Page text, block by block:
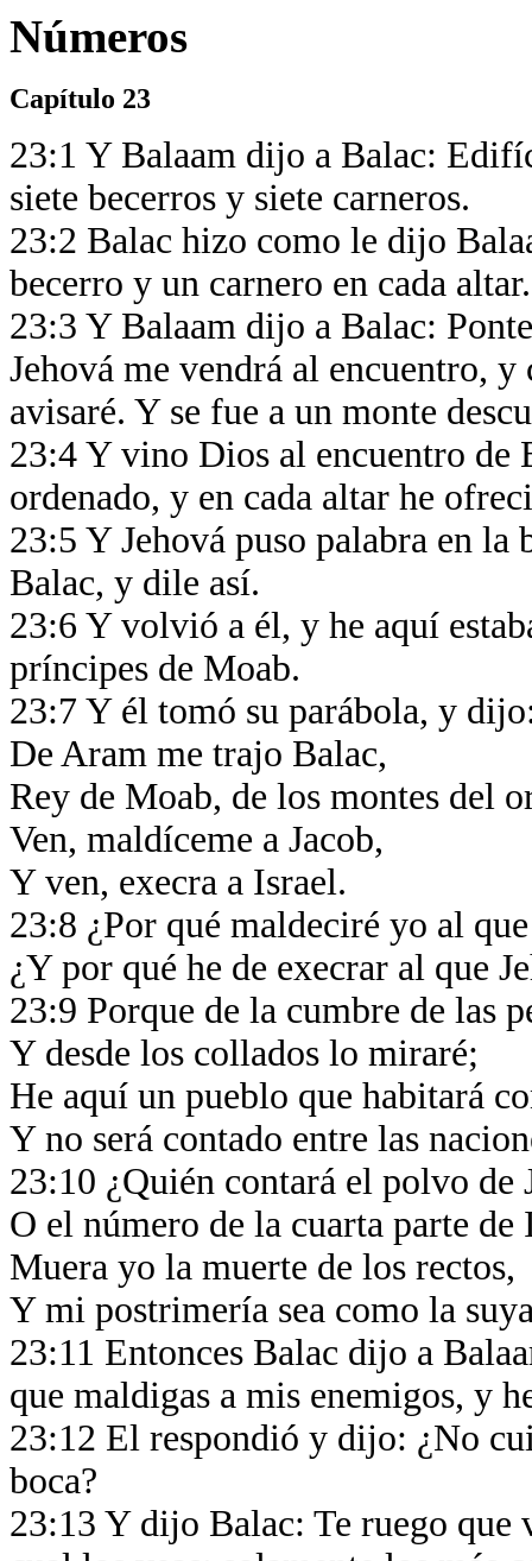
Números
Capítulo 23
23:1 Y Balaam dijo a Balac:
siete becerros y siete carneros.
23:2 Balac hizo como le dijo
becerro y un carnero en cada
23:3 Y Balaam dijo a Balac:
Jehová me vendrá al encuentro,
avisaré. Y se fue a un monte
23:4 Y vino Dios al encuentro de
ordenado, y en cada altar he
23:5 Y Jehová puso palabra en
Balac, y dile así.
23:6 Y volvió a él, y he aquí
príncipes de Moab.
23:7 Y él tomó su parábola, y
De Aram me trajo Balac,
Rey de Moab, de los montes del
Ven, maldíceme a Jacob,
Y ven, execra a Israel.
23:8 ¿Por qué maldeciré yo al
¿Y por qué he de execrar al que
23:9 Porque de la cumbre de las
Y desde los collados lo miraré;
He aquí un pueblo que habitará
Y no será contado entre las
23:10 ¿Quién contará el polvo de
O el número de la cuarta parte de
Muera yo la muerte de los rectos,
Y mi postrimería sea como la
23:11 Entonces Balac dijo a
que maldigas a mis enemigos, y
23:12 El respondió y dijo: ¿No
boca?
23:13 Y dijo Balac: Te ruego que